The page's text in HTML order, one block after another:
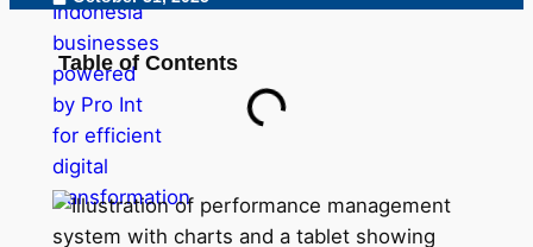
Table of Contents